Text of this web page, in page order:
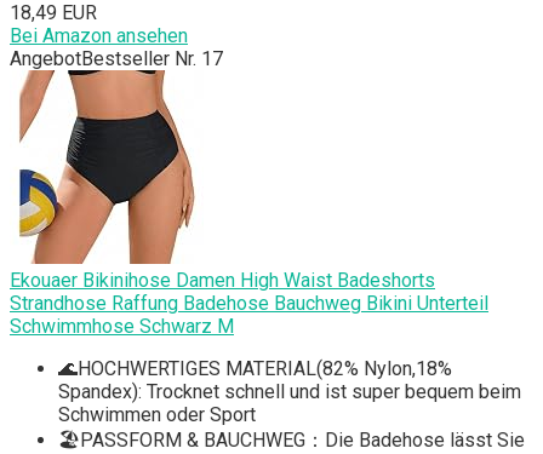
18,49 EUR
Bei Amazon ansehen
AngebotBestseller Nr. 17
Ekouaer Bikinihose Damen High Waist Badeshorts
Strandhose Raffung Badehose Bauchweg Bikini Unterteil
Schwimmhose Schwarz M
🌊HOCHWERTIGES MATERIAL(82% Nylon,18%
Spandex): Trocknet schnell und ist super bequem beim
Schwimmen oder Sport
🏖️PASSFORM & BAUCHWEG：Die Badehose lässt Sie